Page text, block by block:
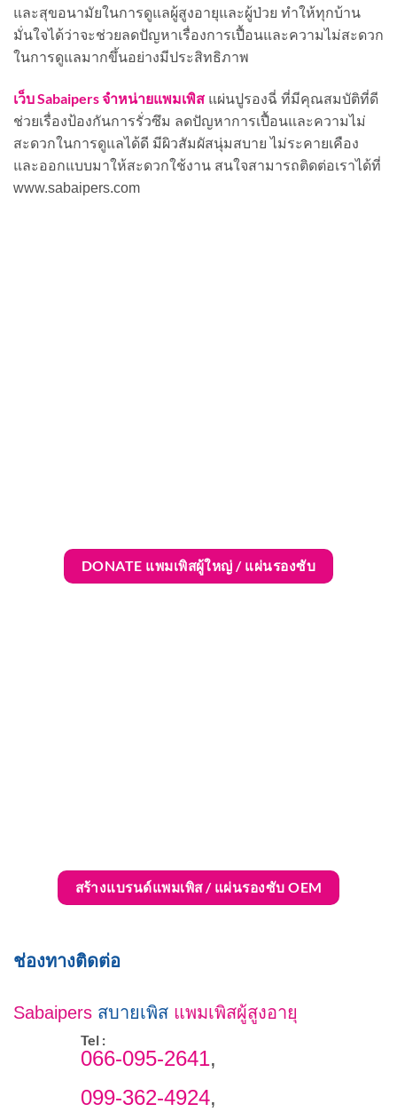
และสุขอนามัยในการดูแลผู้สูงอายุและผู้ป่วย ทำให้ทุกบ้าน
มั่นใจได้ว่าจะช่วยลดปัญหาเรื่องการเปื้อนและความไม่สะดวก
ในการดูแลมากขึ้นอย่างมีประสิทธิภาพ
เว็บ Sabaipers จำหน่ายแพมเพิส แผ่นปูรองฉี่ ที่มีคุณสมบัติที่ดี
ช่วยเรื่องป้องกันการรั่วซึม ลดปัญหาการเปื้อนและความไม่
สะดวกในการดูแลได้ดี มีผิวสัมผัสนุ่มสบาย ไม่ระคายเคือง
และออกแบบมาให้สะดวกใช้งาน สนใจสามารถติดต่อเราได้ที่
www.sabaipers.com
DONATE แพมเพิสผู้ใหญ่ / แผ่นรองซับ
สร้างแบรนด์แพมเพิส / แผ่นรองซับ OEM
ช่องทางติดต่อ
Sabaipers สบายเพิส แพมเพิสผู้สูงอายุ
Tel :
066-095-2641,
099-362-4924,